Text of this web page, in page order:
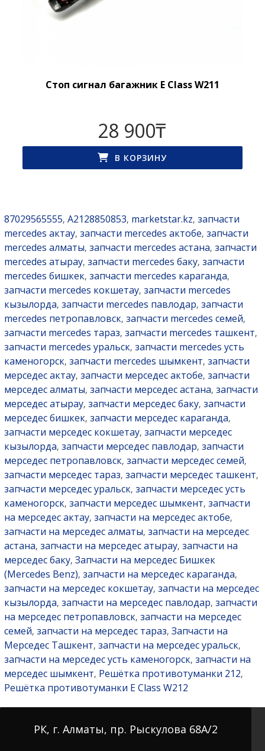
Стоп сигнал багажник E Class W211
28 900₸
В КОРЗИНУ
87029565555, A2128850853, marketstar.kz, запчасти
mercedes актау, запчасти mercedes актобе, запчасти
mercedes алматы, запчасти mercedes астана, запчасти
mercedes атырау, запчасти mercedes баку, запчасти
mercedes бишкек, запчасти mercedes караганда,
запчасти mercedes кокшетау, запчасти mercedes
кызылорда, запчасти mercedes павлодар, запчасти
mercedes петропавловск, запчасти mercedes семей,
запчасти mercedes тараз, запчасти mercedes ташкент,
запчасти mercedes уральск, запчасти mercedes усть
каменогорск, запчасти mercedes шымкент, запчасти
мерседес актау, запчасти мерседес актобе, запчасти
мерседес алматы, запчасти мерседес астана, запчасти
мерседес атырау, запчасти мерседес баку, запчасти
мерседес бишкек, запчасти мерседес караганда,
запчасти мерседес кокшетау, запчасти мерседес
кызылорда, запчасти мерседес павлодар, запчасти
мерседес петропавловск, запчасти мерседес семей,
запчасти мерседес тараз, запчасти мерседес ташкент,
запчасти мерседес уральск, запчасти мерседес усть
каменогорск, запчасти мерседес шымкент, запчасти
на мерседес актау, запчасти на мерседес актобе,
запчасти на мерседес алматы, запчасти на мерседес
астана, запчасти на мерседес атырау, запчасти на
мерседес баку, Запчасти на мерседес Бишкек
(Mercedes Benz), запчасти на мерседес караганда,
запчасти на мерседес кокшетау, запчасти на мерседес
кызылорда, запчасти на мерседес павлодар, запчасти
на мерседес петропавловск, запчасти на мерседес
семей, запчасти на мерседес тараз, Запчасти на
Мерседес Ташкент, запчасти на мерседес уральск,
запчасти на мерседес усть каменогорск, запчасти на
мерседес шымкент, Решётка противотуманки 212,
Решётка противотуманки E Class W212
РК, г. Алматы, пр. Рыскулова 68А/2